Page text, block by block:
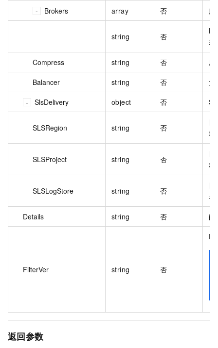
Brokers array 否 服
string 否
表
Compress string 否 压
Balancer string 否 负
SlsDelivery object 否
SLSRegion string 否
域
SLSProject string 否
称
SLSLogStore string 否
名
Details string 否 配
FilterVer string 否
返回参数